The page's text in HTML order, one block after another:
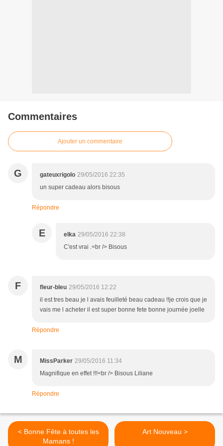
Commentaires
Ajouter un commentaire
G gateuxrigolo 29/05/2016 22:35
un super cadeau alors bisous
Répondre
E elka 29/05/2016 22:38
C'est vrai .<br /> Bisous
F fleur-bleu 29/05/2016 12:22
il est tres beau je l avais feuilleté beau cadeau !!je crois que je
vais me l acheter il est super bonne fete bonne journée joelle
Répondre
M MissParker 29/05/2016 11:34
Magnifique en effet !!!<br /> Bisous Liliane
Répondre
< Bonne Fête à toutes les
Mamans !
Art Nouveau >